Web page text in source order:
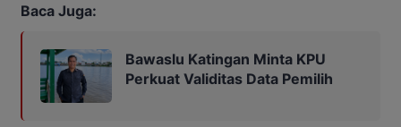
Baca Juga:
Bawaslu Katingan Minta KPU
Perkuat Validitas Data Pemilih